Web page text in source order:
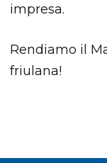
impresa.
Rendiamo il
friulana!